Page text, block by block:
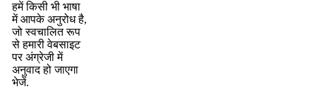
हमें किसी भी भाषा
में आपके अनुरोध है,
जो स्वचालित रूप
से हमारी वेबसाइट
पर अंग्रेजी में
अनुवाद हो जाएगा
भेजें.